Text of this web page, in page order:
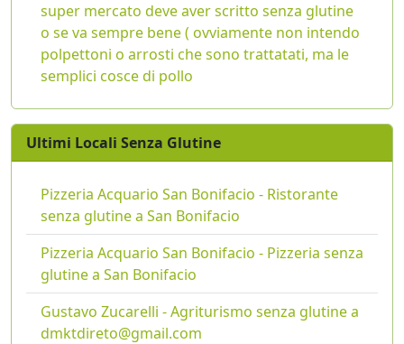
super mercato deve aver scritto senza glutine
o se va sempre bene ( ovviamente non intendo
polpettoni o arrosti che sono trattatati, ma le
semplici cosce di pollo
Ultimi Locali Senza Glutine
Pizzeria Acquario San Bonifacio - Ristorante
senza glutine a San Bonifacio
Pizzeria Acquario San Bonifacio - Pizzeria senza
glutine a San Bonifacio
Gustavo Zucarelli - Agriturismo senza glutine a
dmktdireto@gmail.com